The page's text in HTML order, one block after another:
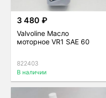
3 480 ₽
Valvoline Масло
моторное VR1 SAE 60
822403
В наличии